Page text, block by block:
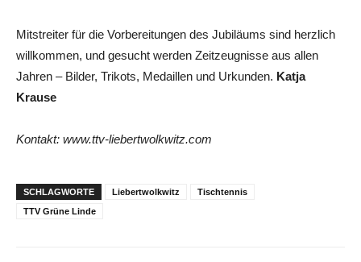
Mitstreiter für die Vorbereitungen des Jubiläums sind herzlich
willkommen, und gesucht werden Zeitzeugnisse aus allen
Jahren – Bilder, Trikots, Medaillen und Urkunden. Katja
Krause
Kontakt: www.ttv-liebertwolkwitz.com
SCHLAGWORTE Liebertwolkwitz
Tischtennis
TTV Grüne Linde